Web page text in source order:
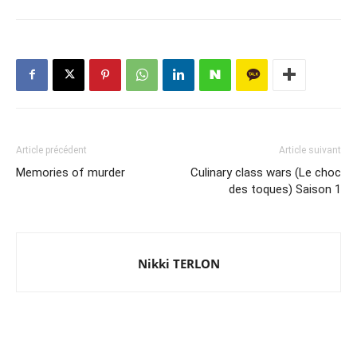
Article précédent
Memories of murder
Article suivant
Culinary class wars (Le choc
des toques) Saison 1
Nikki TERLON